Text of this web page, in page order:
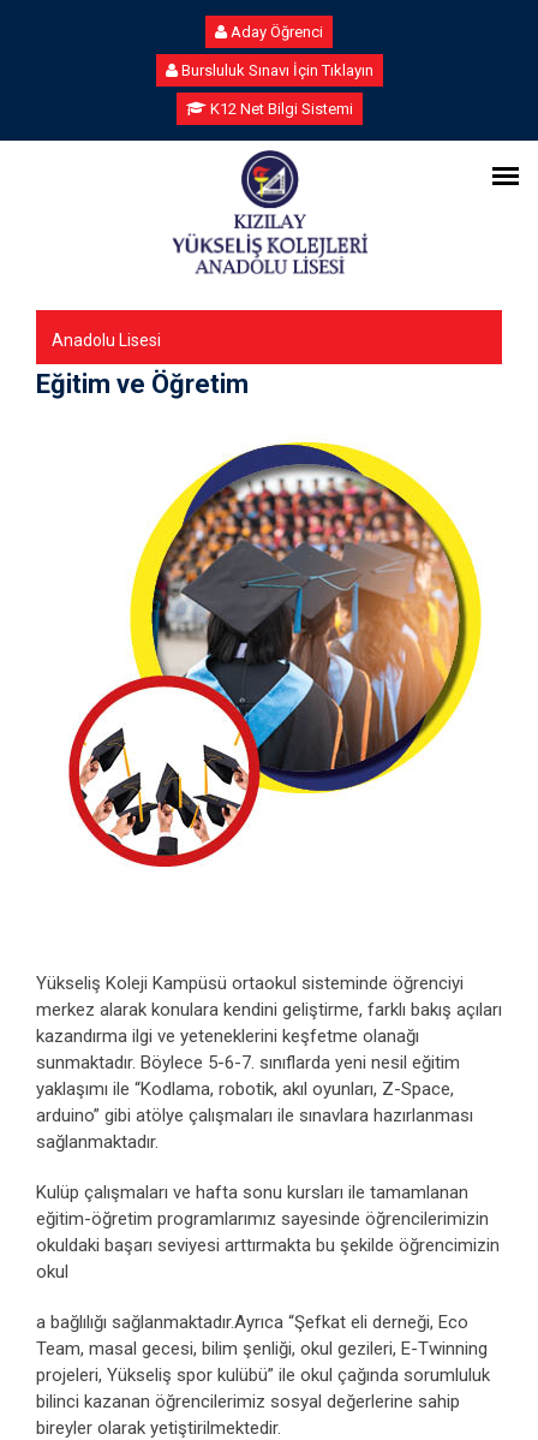
Aday Öğrenci
Bursluluk Sınavı İçin Tıklayın
K12 Net Bilgi Sistemi
Anadolu Lisesi
Eğitim ve Öğretim
Yükseliş Koleji Kampüsü ortaokul sisteminde öğrenciyi
merkez alarak konulara kendini geliştirme, farklı bakış açıları
kazandırma ilgi ve yeteneklerini keşfetme olanağı
sunmaktadır. Böylece 5-6-7. sınıflarda yeni nesil eğitim
yaklaşımı ile “Kodlama, robotik, akıl oyunları, Z-Space,
arduino” gibi atölye çalışmaları ile sınavlara hazırlanması
sağlanmaktadır.
Kulüp çalışmaları ve hafta sonu kursları ile tamamlanan
eğitim-öğretim programlarımız sayesinde öğrencilerimizin
okuldaki başarı seviyesi arttırmakta bu şekilde öğrencimizin
okul
a bağlılığı sağlanmaktadır.Ayrıca “Şefkat eli derneği, Eco
Team, masal gecesi, bilim şenliği, okul gezileri, E-Twinning
projeleri, Yükseliş spor kulübü” ile okul çağında sorumluluk
bilinci kazanan öğrencilerimiz sosyal değerlerine sahip
bireyler olarak yetiştirilmektedir.